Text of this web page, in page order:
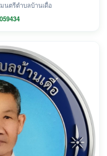
นตรีตำบลบ้านเดื่อ